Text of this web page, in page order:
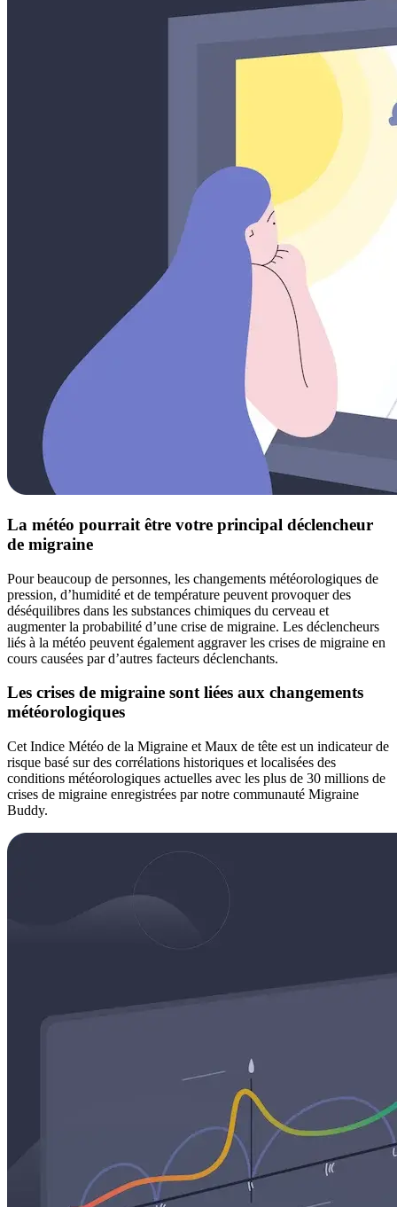
La météo pourrait être votre principal déclencheur
de migraine
Pour beaucoup de personnes, les changements météorologiques de
pression, d’humidité et de température peuvent provoquer des
déséquilibres dans les substances chimiques du cerveau et
augmenter la probabilité d’une crise de migraine. Les déclencheurs
liés à la météo peuvent également aggraver les crises de migraine en
cours causées par d’autres facteurs déclenchants.
Les crises de migraine sont liées aux changements
météorologiques
Cet Indice Météo de la Migraine et Maux de tête est un indicateur de
risque basé sur des corrélations historiques et localisées des
conditions météorologiques actuelles avec les plus de 30 millions de
crises de migraine enregistrées par notre communauté Migraine
Buddy.